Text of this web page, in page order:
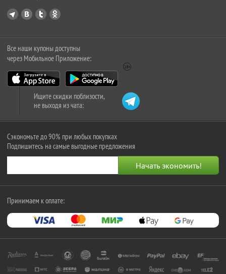
Все наши купоны доступны
через Мобильное Приложение:
Ищите скидки поблизости,
не выходя из чата:
Сэкономьте до 90% при любых покупках
Подпишитесь на самые выгодные предложения
Принимаем к оплате: